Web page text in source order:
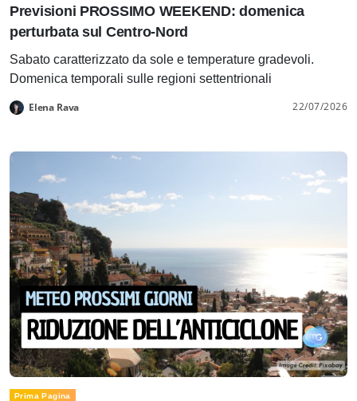
Previsioni PROSSIMO WEEKEND: domenica
perturbata sul Centro-Nord
Sabato caratterizzato da sole e temperature gradevoli.
Domenica temporali sulle regioni settentrionali
Elena Rava 22/07/2026
Prima Pagina